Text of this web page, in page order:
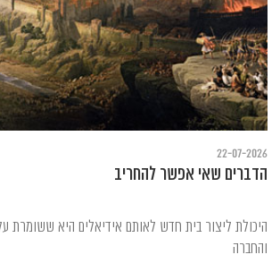
22-07-2026
הדברים שאי אפשר להחריב
היכולת ליצור בית חדש לאותם אידיאלים היא ששומרת
והחברה